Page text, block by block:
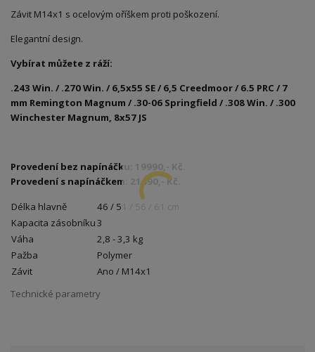
Závit M14x1 s ocelovým oříškem proti poškození.
Elegantní design.
Vybírat můžete z ráží:
.243 Win. / .270 Win. / 6,5x55 SE / 6,5 Creedmoor / 6.5 PRC / 7
mm Remington Magnum / .30-06 Springfield / .308 Win. / .300
Winchester Magnum, 8x57 JS
Provedení bez napínáčku: 19990,- Kč.
Provedení s napínáčkem: 21490,- Kč.
Technické parametry
Délka hlavně
46 / 51 / 56 / 61 cm
Kapacita zásobníku3
Váha
2,8 - 3,3 kg
Pažba
Polymer
Závit
Ano / M14x1